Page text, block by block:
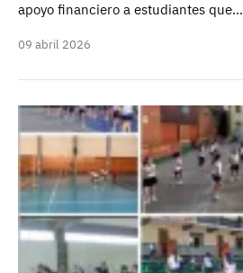
apoyo financiero a estudiantes que…
09 abril 2026